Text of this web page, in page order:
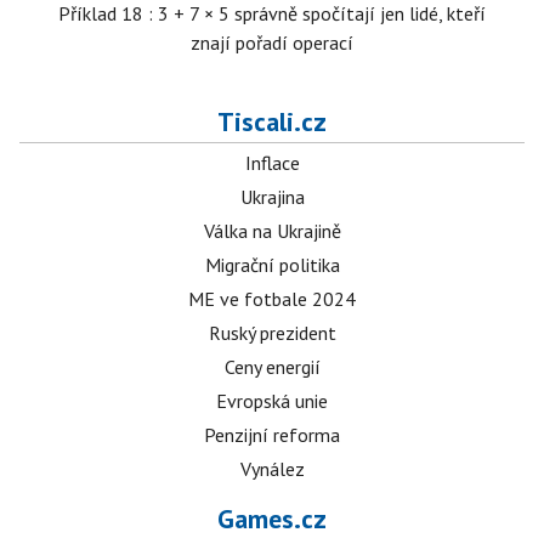
Příklad 18 : 3 + 7 × 5 správně spočítají jen lidé, kteří
znají pořadí operací
Tiscali.cz
Inflace
Ukrajina
Válka na Ukrajině
Migrační politika
ME ve fotbale 2024
Ruský prezident
Ceny energií
Evropská unie
Penzijní reforma
Vynález
Games.cz